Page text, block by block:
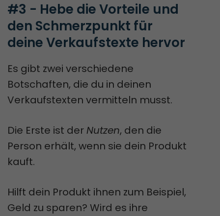
#3 - Hebe die Vorteile und
den Schmerzpunkt für
deine Verkaufstexte hervor
Es gibt zwei verschiedene
Botschaften, die du in deinen
Verkaufstexten vermitteln musst.
Die Erste ist derNutzen, den die
Person erhält, wenn sie dein Produkt
kauft.
Hilft dein Produkt ihnen zum Beispiel,
Geld zu sparen? Wird es ihre